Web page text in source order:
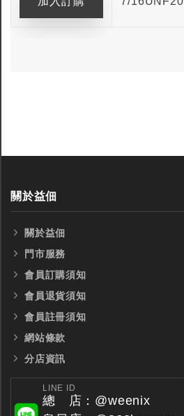
關於益佃
關於益佃
門市服務
會員訂購須知
會員退貨須知
會員註冊須知
網站條款
分店資訊
LINE ID
總 店：@weenix